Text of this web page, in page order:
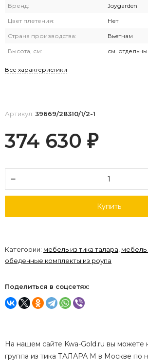
Бренд: Joygarden
Цвет плетения: Нет
Страна производства: Вьетнам
Высота, см: см.
Все характеристики
Артикул: 39669/28310/1/2-1
374 630 ₽
Купить
Категории: мебель из тика талара, мебель
обеденные комплекты из роупа
Поделиться в соцсетях:
На нашем сайте Kwa-Gold.ru вы можете
группа из тика ТАЛАРА M в Москве по